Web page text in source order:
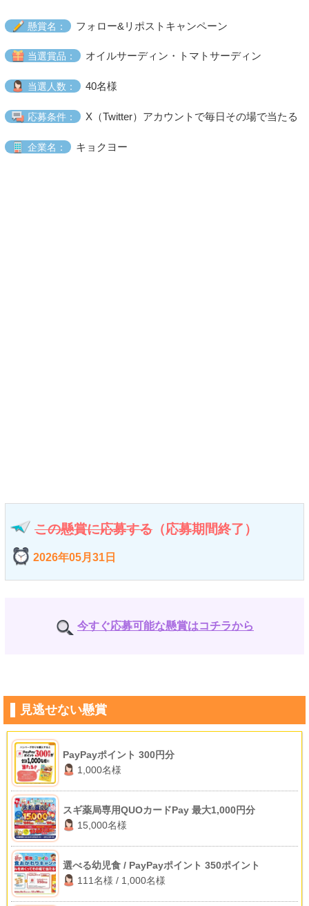
懸賞名： フォロー&リポストキャンペーン
当選賞品： オイルサーディン・トマトサーディン
当選人数： 40名様
応募条件： X（Twitter）アカウントで毎日その場で当たる
企業名： キョクヨー
この懸賞に応募する （応募期間終了）
2026年05月31日
今すぐ応募可能な懸賞はコチラから
見逃せない懸賞
PayPayポイント 300円分
1,000名様
スギ薬局専用QUOカードPay 最大1,000円分
15,000名様
選べる幼児食 / PayPayポイント 350ポイント
111名様 / 1,000名様